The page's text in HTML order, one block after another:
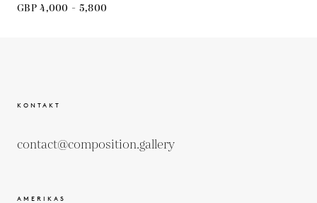
GBP 4,000 - 5,800
KONTAKT
contact@composition.gallery
AMERIKAS